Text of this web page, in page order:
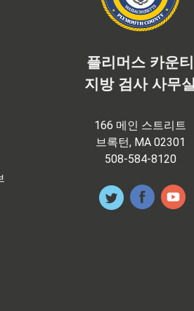
플리머스 카운티
지방 검사 사무실
166 메인 스트리트
브록턴, MA 02301
508-584-8120